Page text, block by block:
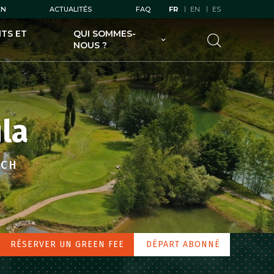
ACTUALITÉS FAQ FR EN ES
ET
QUI SOMMES-
NOUS ?
UGOLF AU SERVICE DES
GOLFEURS
UGOLF AU SERVICE DES
PROPRIÉTAIRES DE GOLFS
UGOLF ET SES FILIALES
UGOLF ÉCODURABLE
RÉSERVER UN GREEN FEE DÉPART ABONNÉ